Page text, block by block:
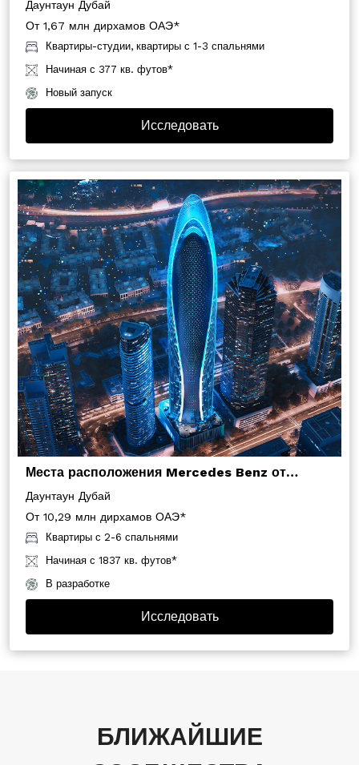
Даунтаун Дубай
От 1,67 млн ​​дирхамов ОАЭ*
Квартиры-студии, квартиры с 1-3 спальнями
Начиная с 377 кв. футов*
Новый запуск
Исследовать
Места расположения Mercedes Benz от
Даунтаун Дубай
От 10,29 млн дирхамов ОАЭ*
Квартиры с 2-6 спальнями
Начиная с 1837 кв. футов*
В разработке
Исследовать
БЛИЖАЙШИЕ